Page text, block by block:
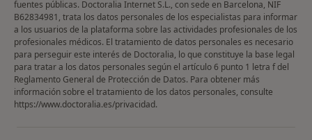
fuentes públicas. Doctoralia Internet S.L., con sede en Barcelona, NIF
B62834981, trata los datos personales de los especialistas para informar
a los usuarios de la plataforma sobre las actividades profesionales de los
profesionales médicos. El tratamiento de datos personales es necesario
para perseguir este interés de Doctoralia, lo que constituye la base legal
para tratar a los datos personales según el artículo 6 punto 1 letra f del
Reglamento General de Protección de Datos. Para obtener más
información sobre el tratamiento de los datos personales, consulte
https://www.doctoralia.es/privacidad.